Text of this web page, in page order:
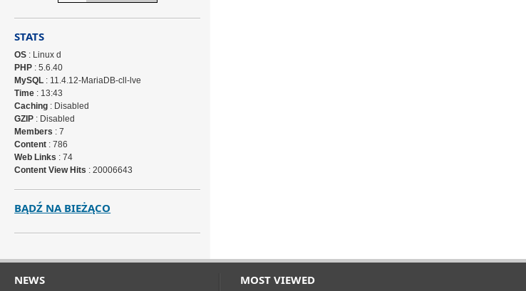
STATS
OS : Linux d
PHP : 5.6.40
MySQL : 11.4.12-MariaDB-cll-lve
Time : 13:43
Caching : Disabled
GZIP : Disabled
Members : 7
Content : 786
Web Links : 74
Content View Hits : 20006643
BĄDŹ NA BIEŻĄCO
NEWS MOST VIEWED